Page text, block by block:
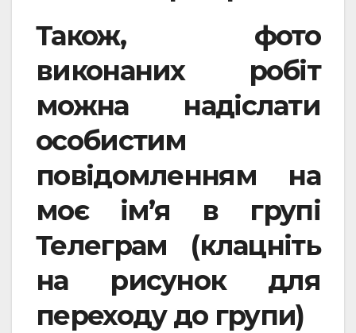
Також, фото
виконаних робіт
можна надіслати
особистим
повідомленням на
моє ім’я в групі
Телеграм (клацніть
на рисунок для
переходу до групи)